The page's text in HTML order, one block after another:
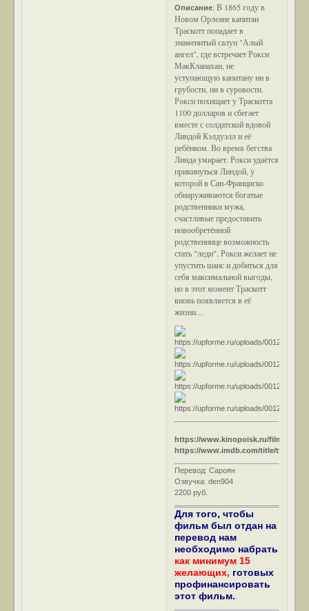
Описание:В 1865 году в
Новом Орлеане капитан
Траскотт попадает в
знаменитый салун "Алый
ангел", где встречает Рокси
МакКланахан, не
уступающую капитану ни в
грубости, ни в суровости.
Рокси похищает у Траскотта
1100 долларов и сбегает
вместе с солдатской вдовой
Линдой Кэлдуэлл и её
ребёнком. Во время бегства
Линда умирает. Рокси удаётся
прикинуться Линдой, у
которой в Сан-Франциско
обнаруживаются богатые
родственники мужа,
счастливые предоставить
новообретённой
родственнице возможность
стать "леди". Рокси желает не
упустить шанс и добиться для
себя максимальной выгоды,
но в этот момент Траскотт
вновь появляется в её
жизни…
https://www.kinopoisk.ru/film/26251/
https://www.imdb.com/title/
Перевод: Сароян
Озвучка: den904
2200 руб.
Для того, чтобы
фильм был отдан на
перевод нам
необходимо набрать
как минимум 15
желающих, готовых
профинансировать
этот фильм.